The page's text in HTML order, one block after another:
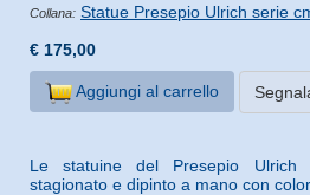
Collana: Statue Presepio Ulrich serie
€ 175,00
Aggiungi al carrello
Le statuine del Presepio
stagionato e dipinto a mano con